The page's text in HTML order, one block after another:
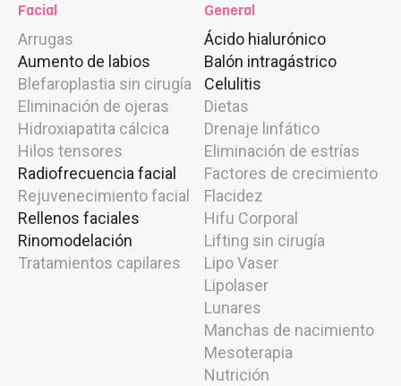
Facial
Arrugas
Aumento de labios
Blefaroplastia sin cirugía
Eliminación de ojeras
Hidroxiapatita cálcica
Hilos tensores
Radiofrecuencia facial
Rejuvenecimiento facial
Rellenos faciales
Rinomodelación
Tratamientos capilares
General
Ácido hialurónico
Balón intragástrico
Celulitis
Dietas
Drenaje linfático
Eliminación de estrías
Factores de crecimiento
Flacidez
Hifu Corporal
Lifting sin cirugía
Lipo Vaser
Lipolaser
Lunares
Manchas de nacimiento
Mesoterapia
Nutrición